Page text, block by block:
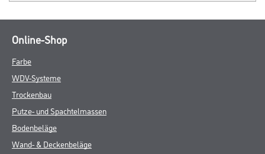
Online-Shop
Farbe
WDV-Systeme
Trockenbau
Putze- und Spachtelmassen
Bodenbeläge
Wand- & Deckenbeläge